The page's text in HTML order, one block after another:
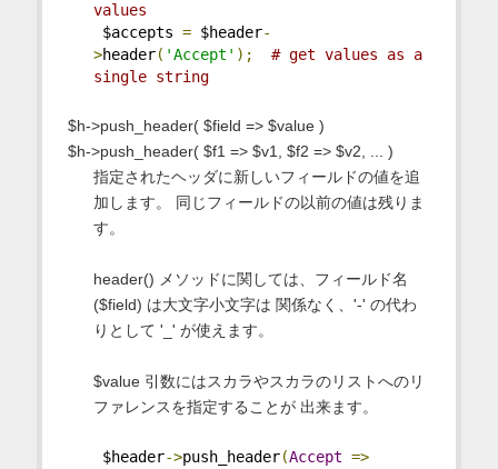
values
$accepts = $header-
>header( 'Accept' );
# get values as a
single string
$h->push_header( $field => $value )
$h->push_header( $f1 => $v1, $f2 => $v2, ... )
指定されたヘッダに新しいフィールドの値を追
加します。 同じフィールドの以前の値は残りま
す。
header() メソッドに関しては、フィールド名
($field) は大文字小文字は 関係なく、'-' の代わ
りとして '_' が使えます。
$value 引数にはスカラやスカラのリストへのリ
ファレンスを指定することが 出来ます。
$header->push_header(Accept =>